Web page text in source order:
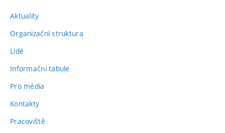
Aktuality
Organizační struktura
Lidé
Informační tabule
Pro média
Kontakty
Pracoviště